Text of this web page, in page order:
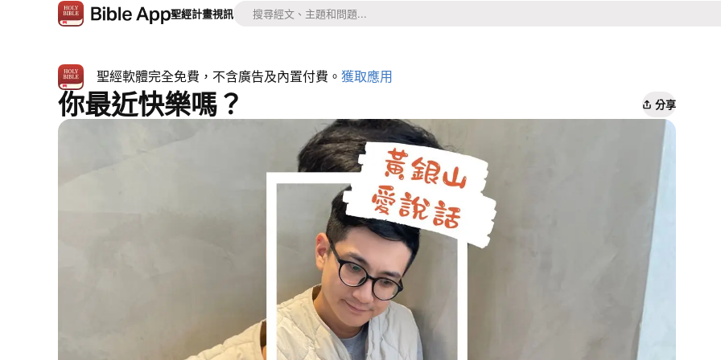
聖經計畫視訊
聖經軟體完全免費，不含廣告及內置付費。 獲取應用
你最近快樂嗎？ 分享